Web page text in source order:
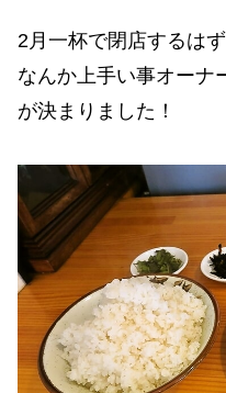
2月一杯で閉店するは
なんか上手い事オーナ
が決まりました！